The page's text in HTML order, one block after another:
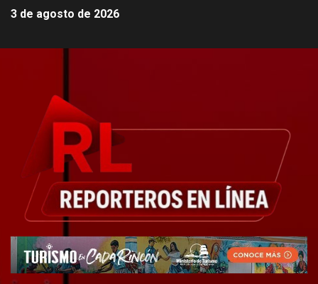
3 de agosto de 2026